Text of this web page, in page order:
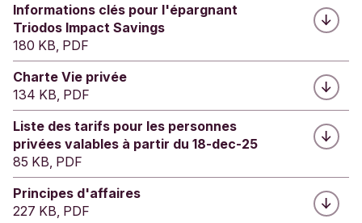
Informations clés pour l'épargnant
Triodos Impact Savings
180 KB, PDF
Charte Vie privée
134 KB, PDF
Liste des tarifs pour les personnes
privées valables à partir du 18-dec-25
85 KB, PDF
Principes d'affaires
227 KB, PDF